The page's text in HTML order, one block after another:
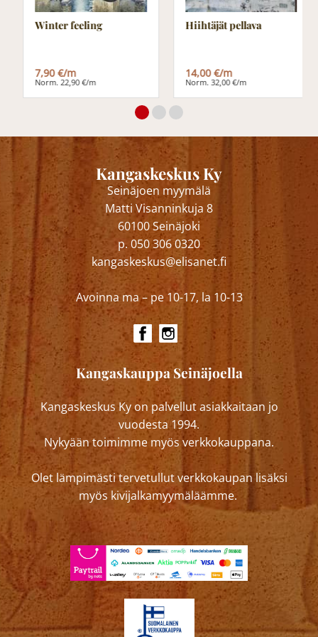
Winter feeling
7,90 €/m
Norm. 22,90 €/m
Hiihtäjät pellava
14,00 €/m
Norm. 32,00 €/m
Kangaskeskus Ky
Seinäjoen myymälä
Matti Visanninkuja 8
60100 Seinäjoki
p. 050 306 0320
kangaskeskus@elisanet.fi
Avoinna ma – pe 10-17, la 10-13
Kangaskauppa Seinäjoella
Kangaskeskus Ky on palvellut asiakkaitaan jo
vuodesta 1994.
Nykyään toimimme myös verkkokauppana.
Olet lämpimästi tervetullut verkkokaupan lisäksi
myös kivijalkamyymäläämme.